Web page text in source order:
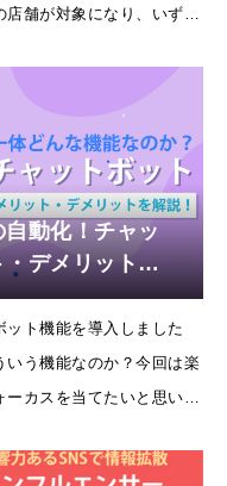
舗が対象になり、いずれ
動化！チャッ
デメリットを
ト機能を導入しました
う機能なのか？今回は楽
カスを当てたいと思いま